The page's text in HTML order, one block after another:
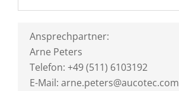
Ansprechpartner:
Arne Peters
Telefon: +49 (511) 6103192
E-Mail: arne.peters@aucotec.com